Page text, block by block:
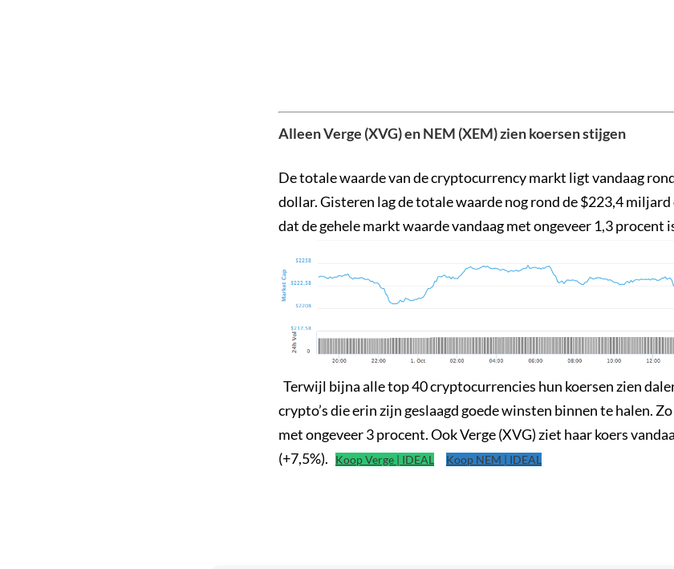
Alleen Verge (XVG) en NEM (XEM) zien koersen stijgen
De totale waarde van de cryptocurrency markt ligt vandaag
dollar. Gisteren lag de totale waarde nog rond de $223,4
dat de gehele markt waarde vandaag met ongeveer 1,3 procent
Terwijl bijna alle top 40 cryptocurrencies hun koersen zien
crypto’s die erin zijn geslaagd goede winsten binnen te halen.
met ongeveer 3 procent. Ook Verge (XVG) ziet haar koers
(+7,5%).
Koop Verge | IDEAL Koop NEM | IDEAL